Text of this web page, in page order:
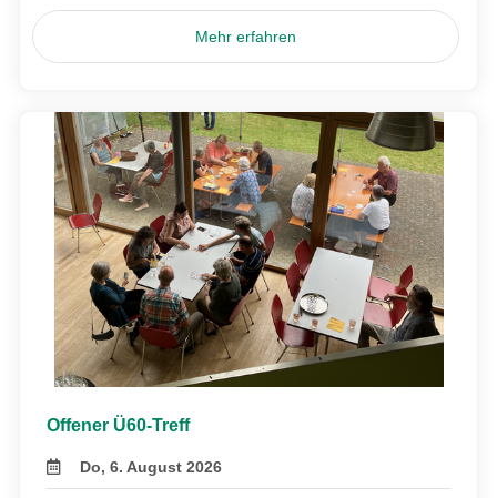
Mehr erfahren
Offener Ü60-Treff
Do, 6. August 2026